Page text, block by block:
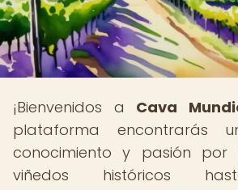
¡Bienvenidos a Cava
plataforma encontrarás
conocimiento y pasión por
viñedos históricos